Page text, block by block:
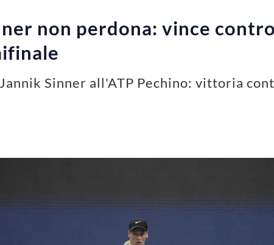
non perdona: vince
Sinner all'ATP Pechino: vittoria